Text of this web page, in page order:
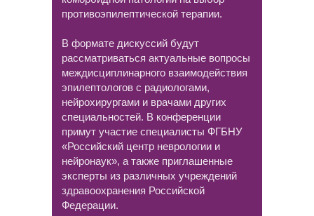
противоэпилептической терапии.
В формате дискуссий будут
рассматриваться актуальные вопросы
междисциплинарного взаимодействия
эпилептологов с радиологами,
нейрохирургами и врачами других
специальностей. В конференции
примут участие специалисты ФГБНУ
«Российский центр неврологии и
нейронаук», а также приглашенные
эксперты из различных учреждений
здравоохранения Российской
Федерации.